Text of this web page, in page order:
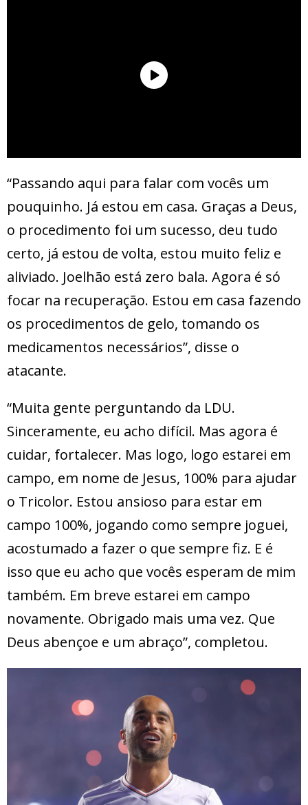
“Passando aqui para falar com vocês um
pouquinho. Já estou em casa. Graças a Deus,
o procedimento foi um sucesso, deu tudo
certo, já estou de volta, estou muito feliz e
aliviado. Joelhão está zero bala. Agora é só
focar na recuperação. Estou em casa fazendo
os procedimentos de gelo, tomando os
medicamentos necessários”, disse o
atacante.
“Muita gente perguntando da LDU.
Sinceramente, eu acho difícil. Mas agora é
cuidar, fortalecer. Mas logo, logo estarei em
campo, em nome de Jesus, 100% para ajudar
o Tricolor. Estou ansioso para estar em
campo 100%, jogando como sempre joguei,
acostumado a fazer o que sempre fiz. E é
isso que eu acho que vocês esperam de mim
também. Em breve estarei em campo
novamente. Obrigado mais uma vez. Que
Deus abençoe e um abraço”, completou.